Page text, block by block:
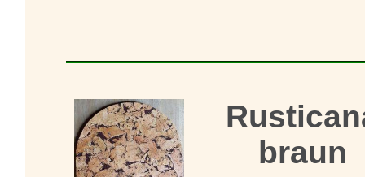
braun